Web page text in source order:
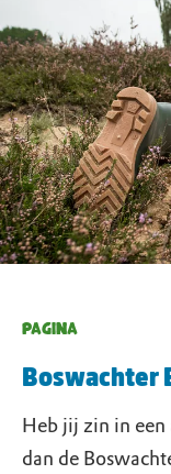
PAGINA
Boswachter
Heb jij zin in
dan de